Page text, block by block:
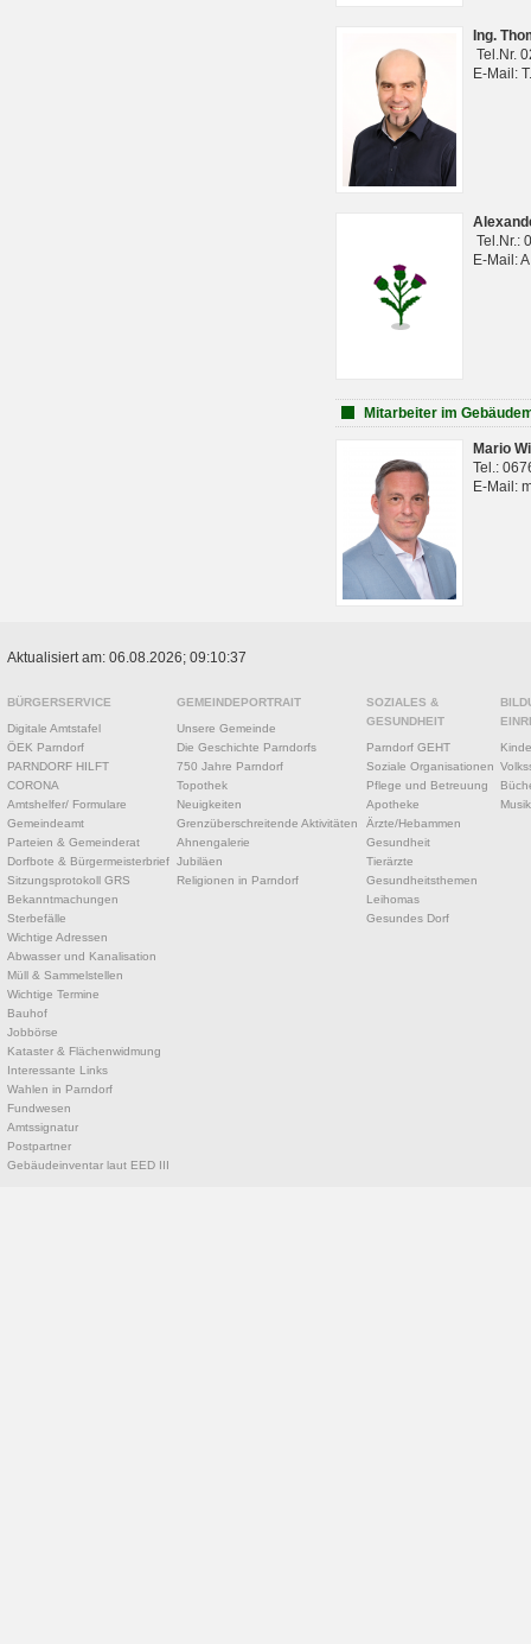
Ing.
Tel.Nr.
E-Mail:
Tel.Nr.:
E-Mail:
Mitarbeiter im
Mario
Tel.:
E-Mail:
Aktualisiert am: 06.08.2026; 09:10:37
BÜRGERSERVICE
Digitale Amtstafel
ÖEK Parndorf
PARNDORF HILFT
CORONA
Amtshelfer/ Formulare
Gemeindeamt
Parteien & Gemeinderat
Dorfbote & Bürgermeisterbrief
Sitzungsprotokoll GRS
Bekanntmachungen
Sterbefälle
Wichtige Adressen
Abwasser und Kanalisation
Müll & Sammelstellen
Wichtige Termine
Bauhof
Jobbörse
Kataster & Flächenwidmung
Interessante Links
Wahlen in Parndorf
Fundwesen
Amtssignatur
Postpartner
Gebäudeinventar laut EED III
GEMEINDEPORTRAIT
Unsere Gemeinde
Die Geschichte Parndorfs
750 Jahre Parndorf
Topothek
Neuigkeiten
Grenzüberschreitende Aktivitäten
Ahnengalerie
Jubiläen
Religionen in Parndorf
SOZIALES &
GESUNDHEIT
Parndorf GEHT
Soziale Organisationen
Pflege und Betreuung
Apotheke
Ärzte/Hebammen
Gesundheit
Tierärzte
Gesundheitsthemen
Leihomas
Gesundes Dorf